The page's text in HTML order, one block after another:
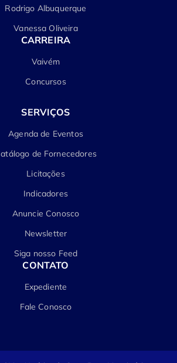
Rodrigo Albuquerque
Vanessa Oliveira
CARREIRA
Vaivém
Concursos
SERVIÇOS
Agenda de Eventos
de Fornecedores
Licitações
Indicadores
Anuncie Conosco
Newsletter
Siga nosso Feed
CONTATO
Expediente
Fale Conosco